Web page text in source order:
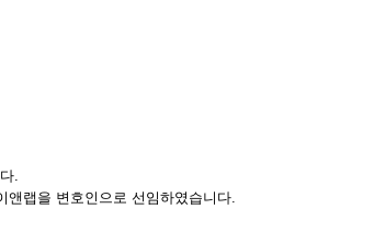
.
랩을 변호인으로 선임하였습니다.